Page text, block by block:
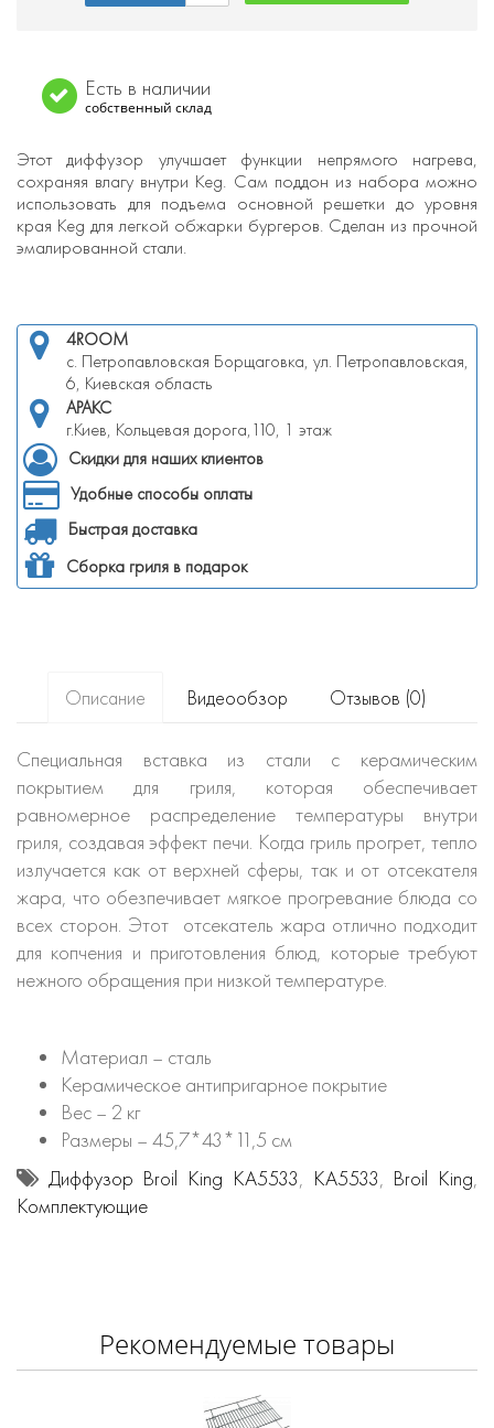
Есть в наличии
собственный склад
Этот диффузор улучшает функции непрямого нагрева,
сохраняя влагу внутри Keg. Сам поддон из набора можно
использовать для подъема основной решетки до уровня
края Keg для легкой обжарки бургеров. Сделан из прочной
эмалированной стали.
4ROOM
с. Петропавловская Борщаговка, ул. Петропавловская,
6, Киевская область
АРАКС
г.Киев, Кольцевая дорога,110, 1 этаж
Скидки для наших клиентов
Удобные способы оплаты
Быстрая доставка
Сборка гриля в подарок
Описание Видеообзор Отзывов (0)
Специальная вставка из стали с керамическим
покрытием для гриля, которая обеспечивает
равномерное распределение температуры внутри
гриля, создавая эффект печи. Когда гриль прогрет, тепло
излучается как от верхней сферы, так и от отсекателя
жара, что обезпечивает мягкое прогревание блюда со
всех сторон. Этот отсекатель жара отлично подходит
для копчения и приготовления блюд, которые требуют
нежного обращения при низкой температуре.
Материал – сталь
Керамическое антипригарное покрытие
Вес – 2 кг
Размеры – 45,7*43*11,5 см
Диффузор Broil King KA5533, KA5533, Broil King,
Комплектующие
Рекомендуемые товары